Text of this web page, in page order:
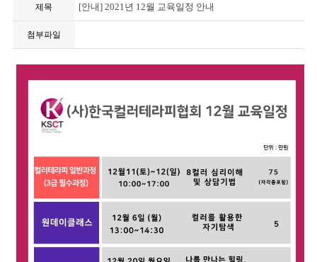
제목 [안내] 2021년 12월 교육일정 안내
첨부파일